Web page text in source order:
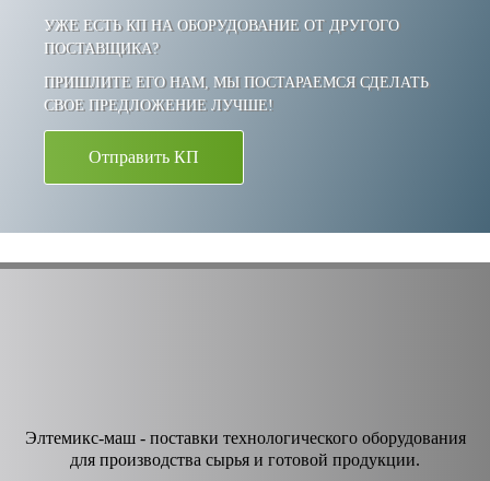
УЖЕ ЕСТЬ КП НА ОБОРУДОВАНИЕ ОТ ДРУГОГО
ПОСТАВЩИКА?
ПРИШЛИТЕ ЕГО НАМ, МЫ ПОСТАРАЕМСЯ СДЕЛАТЬ
СВОЕ ПРЕДЛОЖЕНИЕ ЛУЧШЕ!
Отправить КП
Элтемикс-маш - поставки технологического оборудования
для производства сырья и готовой продукции.